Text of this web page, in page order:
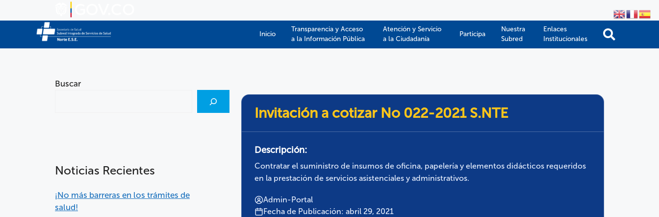
Inicio
Transparencia y Acceso
a la Información Pública​​
Atención y Servicio
a la Ciudadanía
Participa
Nuestra
Subred
Enlaces
Institucionales
Invitación a cotizar No 022-2021 S.NTE
Descripción:
Contratar el suministro de insumos de oficina, papelería y elementos didácticos requeridos
en la prestación de servicios asistenciales y administrativos.
Admin-Portal
Fecha de Publicación: abril 29, 2021
Buscar
Noticias Recientes
¡No más barreras en los trámites de
salud!